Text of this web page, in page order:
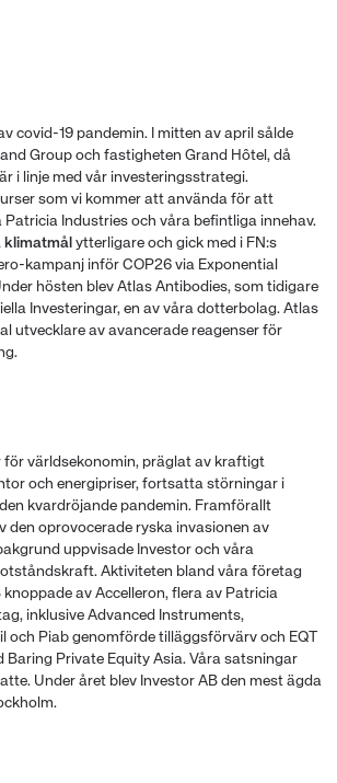
covid-19 pandemin. I mitten av april sålde
Group och fastigheten Grand Hôtel, då
i linje med vår investeringsstrategi.
som vi kommer att använda för att
Industries och våra befintliga innehav.
ytterligare och gick med i FN:s
kampanj inför COP26 via Exponential
hösten blev Atlas Antibodies, som tidigare
Investeringar, en av våra dotterbolag. Atlas
utvecklare av avancerade reagenser för
världsekonomin, präglat av kraftigt
och energipriser, fortsatta störningar i
kvardröjande pandemin. Framförallt
den oprovocerade ryska invasionen av
uppvisade Investor och våra
Aktiviteten bland våra företag
av Accelleron, flera av Patricia
inklusive Advanced Instruments,
och Piab genomförde tilläggsförvärv och EQT
Baring Private Equity Asia. Våra satsningar
Under året blev Investor AB den mest ägda